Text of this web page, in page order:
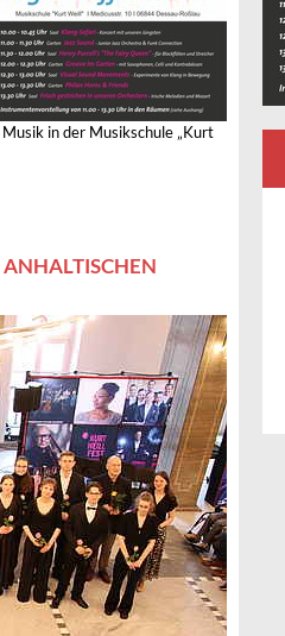
in der Musikschule „Kurt
ANHALTISCHEN